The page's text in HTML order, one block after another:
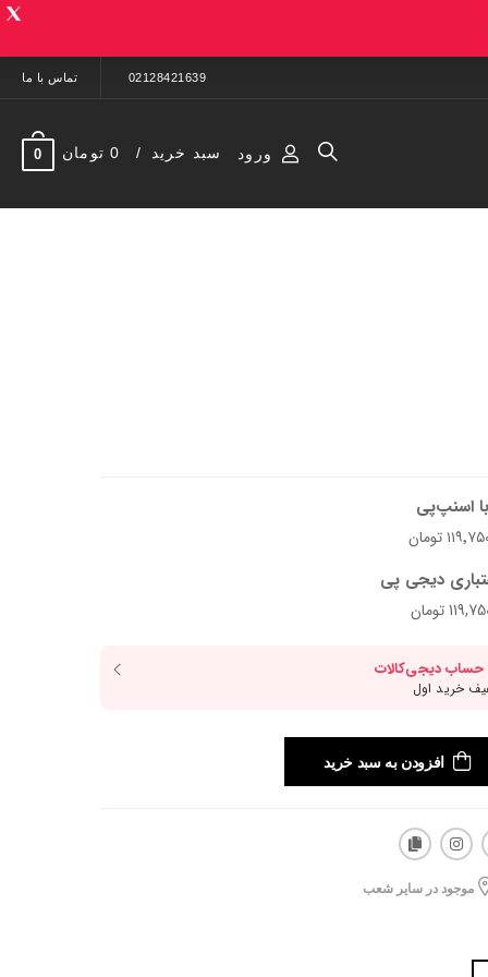
02128421639 تماس با ما
ورود سبد خرید 0 تومان 0
اسنپ‌پی
دیجی پی
افزودن به سبد خرید
موجود در سایر شعب